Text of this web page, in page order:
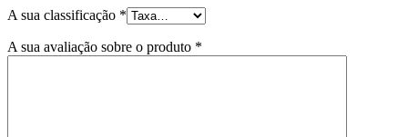
A sua classificação *
A sua avaliação sobre o produto *